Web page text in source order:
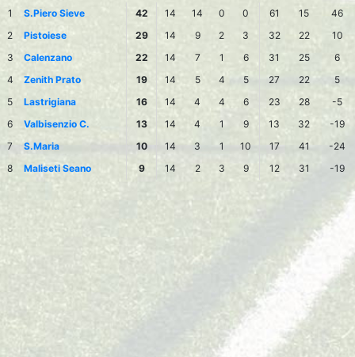
1
S.Piero Sieve 42 14 14 0 0 61 15
46
2
Pistoiese 29 14 9 2 3 32 22
10
3
Calenzano 22 14 7 1 6 31 25
6
4
Zenith Prato 19 14 5 4 5 27 22
5
5
Lastrigiana 16 14 4 4 6 23 28
-5
6
Valbisenzio C. 13 14 4 1 9 13 32
-19
7
S.Maria 10 14 3 1 10 17 41
-24
8
Maliseti Seano 9 14 2 3 9 12 31 -19